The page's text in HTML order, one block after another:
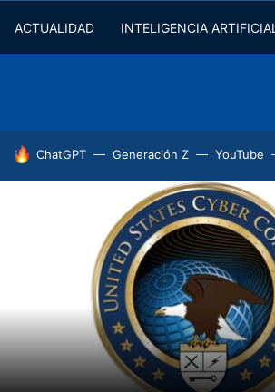
ACTUALIDAD INTELIGENCIA ARTIFICIAL
HOY SE HABLA DE
ChatGPT Generación Z YouTube